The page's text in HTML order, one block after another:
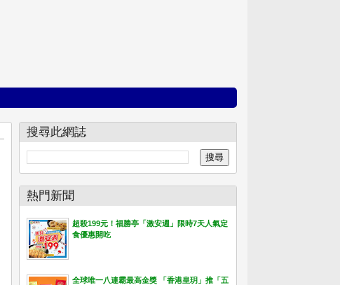
搜尋此網誌
熱門新聞
超殺199元！福勝亭「激安週」限時7天人氣定
食優惠開吃
全球唯一八連霸最高金獎 「香港皇玥」推「五